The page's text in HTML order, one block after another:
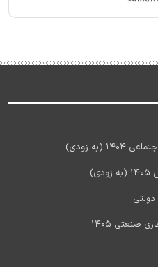
(به زودی)
دولتی
صنعتی 1405